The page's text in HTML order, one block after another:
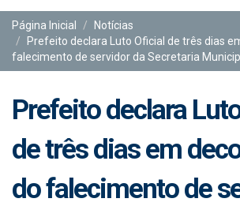
Página Inicial
Notícias
Prefeito declara Luto Oficial de três dias
falecimento de servidor da Secretaria
Prefeito declara
de três dias em
do falecimento de